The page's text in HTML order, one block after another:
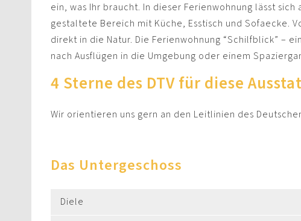
ein, was Ihr braucht. In dieser Ferienwohnung lässt
gestaltete Bereich mit Küche, Esstisch und Sofaecke.
direkt in die Natur. Die Ferienwohnung “Schilfblick” –
nach Ausflügen in die Umgebung oder einem
4 Sterne des DTV für diese
Wir orientieren uns gern an den Leitlinien des
Das Untergeschoss
Diele